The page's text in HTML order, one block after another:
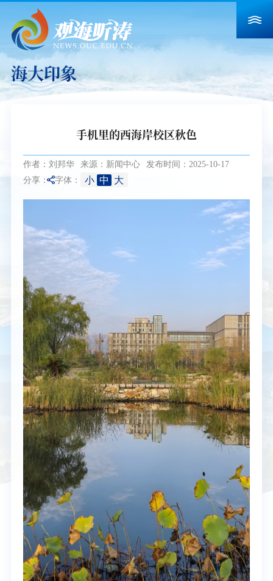
海大印象
手机里的西海岸校区秋色
作者：刘邦华 来源：新闻中心 发布时间：2025-10-17
分享： 字体： 小 中 大